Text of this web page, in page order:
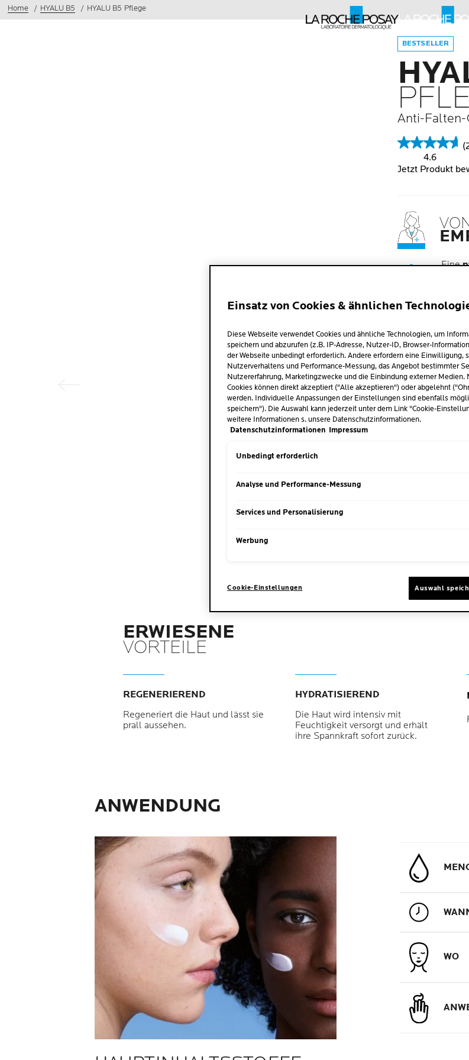
Home HYALU B5 HYALU B5 Pflege
Nächster Eintrag
BESTSELLER
Anti-
4.6
Jetzt Produkt
Eine
GRÖSSE
ERWIESENE
VORTEILE
REGENERIEREND
Regeneriert die Haut und lässt sie
prall aussehen.
HYDRATISIEREND
Die Haut wird intensiv mit
Feuchtigkeit versorgt und erhält
ihre Spannkraft sofort zurück.
ANWENDUNG
WO
Einsatz von Cookies & ähnlichen
Diese Webseite verwendet Cookies und ähnliche Technologien, um
speichern und abzurufen (z.B. IP-Adresse, Nutzer-ID, Browser-
der Webseite unbedingt erforderlich. Andere erfordern eine Einwilligung,
Nutzerverhaltens und Performance-Messung, das Angebot bestimmter
Nutzererfahrung, Marketingzwecke und die Einbindung externer
Cookies können direkt akzeptiert ("Alle akzeptieren") oder abgelehnt
werden. Individuelle Anpassungen der Einstellungen sind ebenfalls
speichern"). Die Auswahl kann jederzeit unter dem Link "Cookie-
weitere Informationen s. unsere Datenschutzinformationen.
Datenschutzinformationen Impressum
Unbedingt erforderlich
Analyse und Performance-Messung
Services und Personalisierung
Werbung
Cookie-Einstellungen Auswahl